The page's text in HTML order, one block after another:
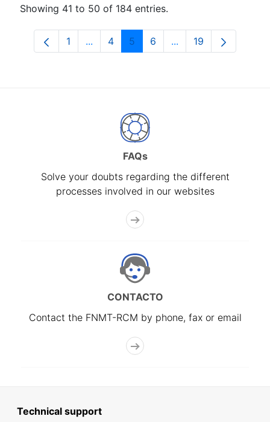
Showing 41 to 50 of 184 entries.
Page
1 ...Intermediate Pages Use TAB to
Page
4 Page
5 Page
6 ...Intermediate Pages
Page
19
FAQs
Solve your doubts regarding the different
processes involved in our websites
CONTACTO
Contact the FNMT-RCM by phone, fax or email
Technical support